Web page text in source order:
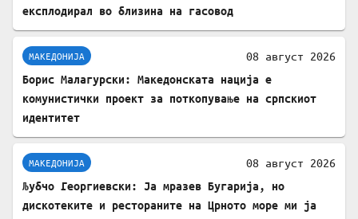
експлодирал во близина на гасовод
МАКЕДОНИЈА 08 август 2026
Борис Малагурски: Македонската нација е
комунистички проект за поткопување на српскиот
идентитет
МАКЕДОНИЈА 08 август 2026
Љубчо Георгиевски: Ја мразев Бугарија, но
дискотеките и рестораните на Црното море ми ја